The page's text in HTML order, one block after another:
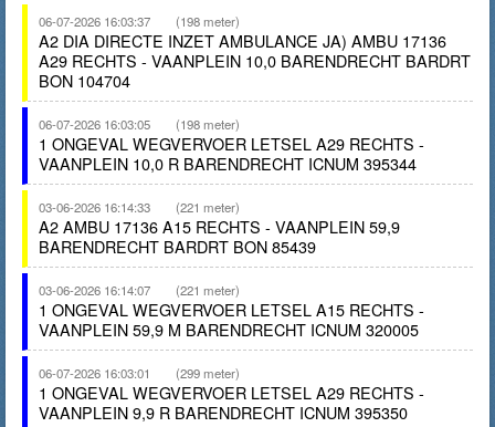
06-07-2026 16:03:37 (198 meter)
A2 DIA DIRECTE INZET AMBULANCE JA) AMBU 17136
A29 RECHTS - VAANPLEIN 10,0 BARENDRECHT BARDRT
BON 104704
06-07-2026 16:03:05 (198 meter)
1 ONGEVAL WEGVERVOER LETSEL A29 RECHTS -
VAANPLEIN 10,0 R BARENDRECHT ICNUM 395344
03-06-2026 16:14:33 (221 meter)
A2 AMBU 17136 A15 RECHTS - VAANPLEIN 59,9
BARENDRECHT BARDRT BON 85439
03-06-2026 16:14:07 (221 meter)
1 ONGEVAL WEGVERVOER LETSEL A15 RECHTS -
VAANPLEIN 59,9 M BARENDRECHT ICNUM 320005
06-07-2026 16:03:01 (299 meter)
1 ONGEVAL WEGVERVOER LETSEL A29 RECHTS -
VAANPLEIN 9,9 R BARENDRECHT ICNUM 395350